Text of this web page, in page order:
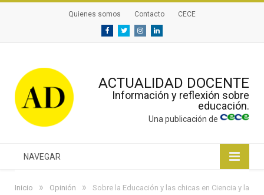
Quienes somos Contacto CECE
FacebookTwitterInstagramLinkedin
ACTUALIDAD DOCENTE
Información y reflexión sobre
educación.
Una publicación de
NAVEGAR
Inicio » Opinión »
Sobre la Educación y las chicas en Ciencia y la